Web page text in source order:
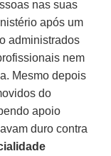
nas suas
após um
administrados
nem
Mesmo depois
do
apoio
duro contra